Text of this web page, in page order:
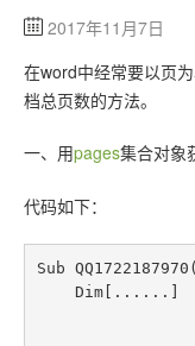
2017年11月7日
在word中经常要以页
档总页数的方法。
一、用pages集合对象
代码如下：
Sub
    Dim[......]